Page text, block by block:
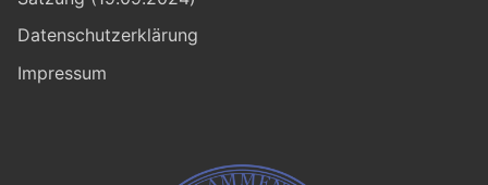
Datenschutzerklärung
Impressum